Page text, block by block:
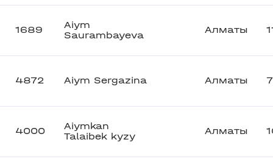
1689
Aiym
Saurambayeva
Алматы
4872 Aiym Sergazina Алматы
4000
Aiymkan
Talaibek kyzy
Алматы